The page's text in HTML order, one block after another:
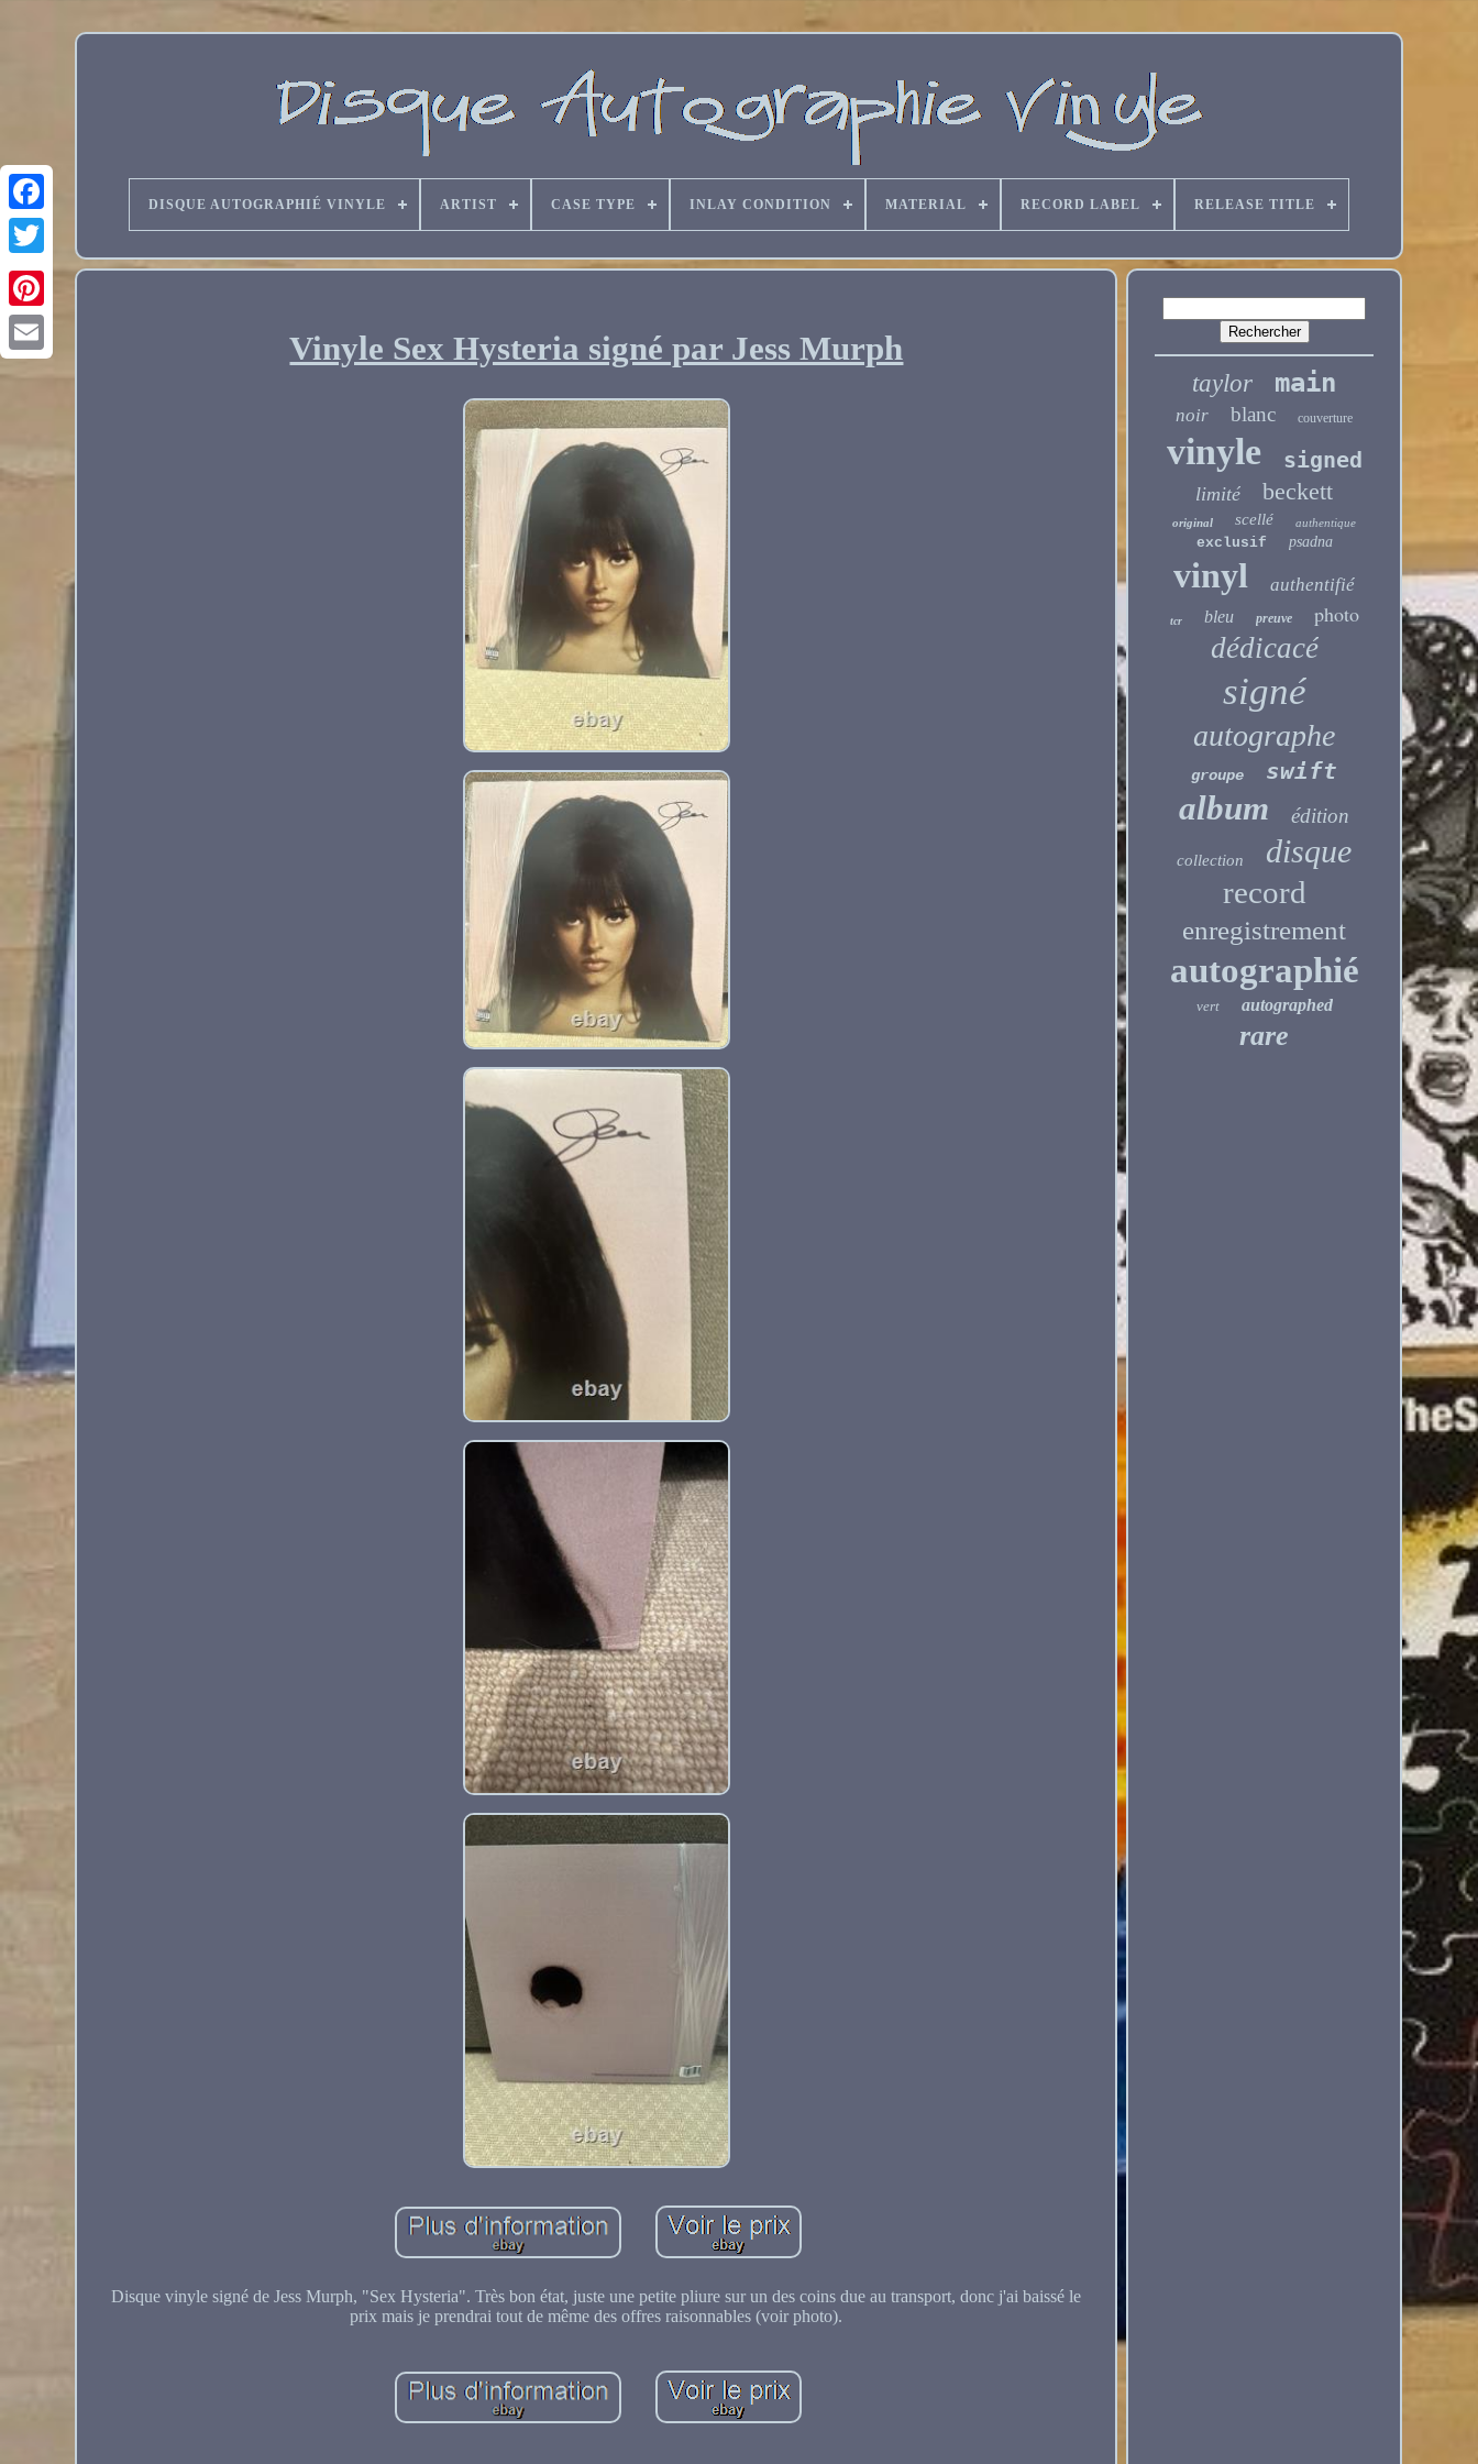
DISQUE AUTOGRAPHIÉ VINYLE ARTIST CASE TYPE INLAY CONDITION MATERIAL RECORD LABEL RELEASE TITLE
Vinyle Sex Hysteria signé par Jess Murph
Disque vinyle signé de Jess Murph, "Sex Hysteria". Très bon état, juste une petite pliure sur un des coins due au transport, donc j'ai baissé le
prix mais je prendrai tout de même des offres raisonnables (voir photo).
taylor main
noir blanc couverture
vinyle signed
limité beckett
original scellé authentique
exclusif psadna
vinyl authentifié
tcr bleu preuve photo
dédicacé
signé
autographe
groupe swift
album édition
collection disque
record
enregistrement
autographié
vert autographed
rare